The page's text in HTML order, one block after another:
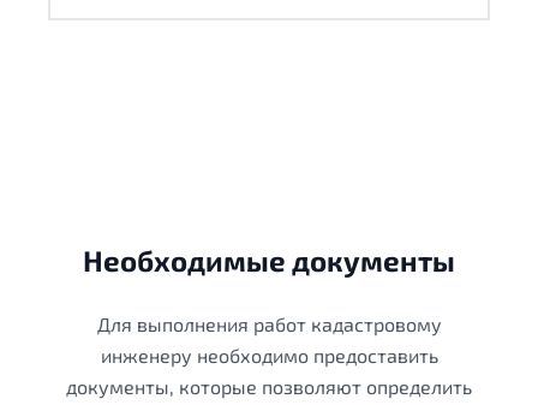
Необходимые документы
Для выполнения работ кадастровому
инженеру необходимо предоставить
документы, которые позволяют определить